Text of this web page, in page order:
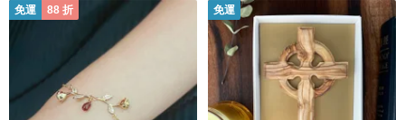
免運 88 折 免運